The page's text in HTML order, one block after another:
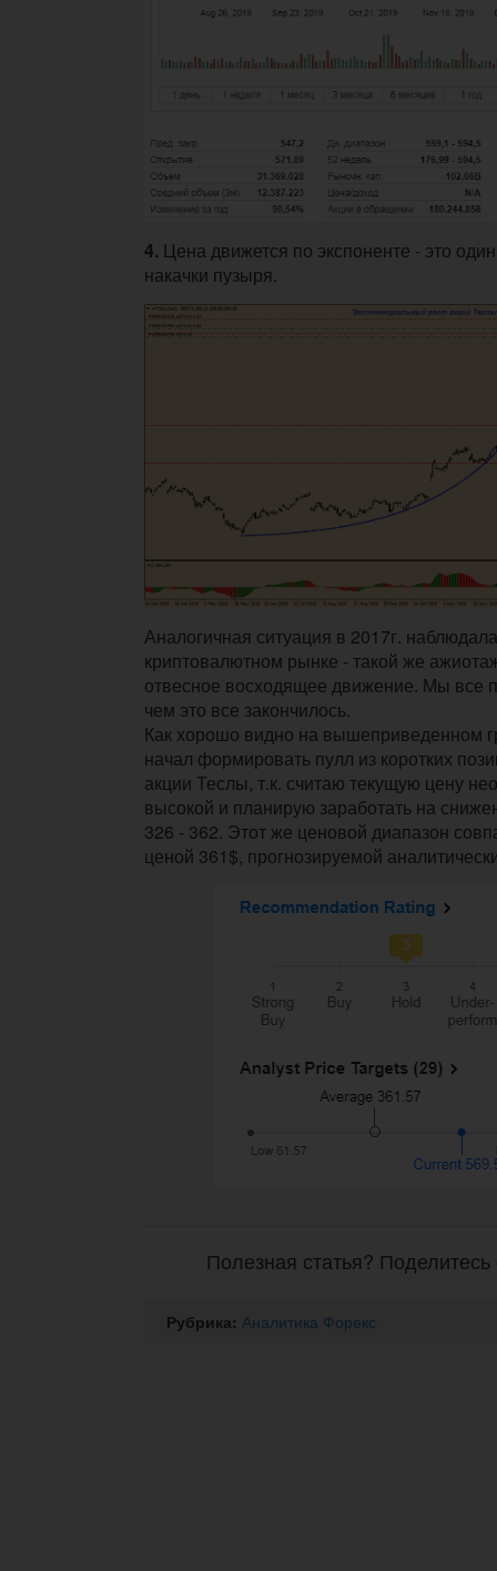
4. Цена движется по экспоненте - это
накачки пузыря.
Аналогичная ситуация в 2017г.
криптовалютном рынке - такой же
отвесное восходящее движение. Мы все
чем это все закончилось.
Как хорошо видно на вышеприведенном
начал формировать пулл из коротких
акции Теслы, т.к. считаю текущую цену
высокой и планирую заработать на
326 - 362. Этот же ценовой диапазон
ценой 361$, прогнозируемой
Полезная статья?
Рубрика: Аналитика Форекс